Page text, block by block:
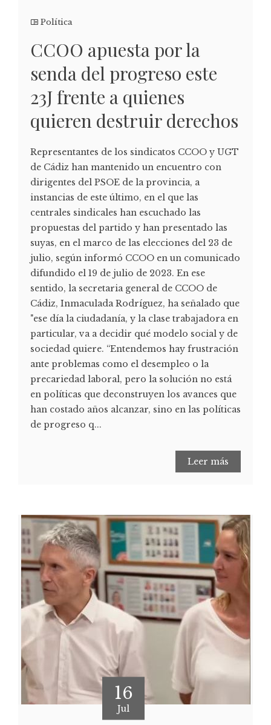
Política
CCOO apuesta por la
senda del progreso este
23J frente a quienes
quieren destruir derechos
Representantes de los sindicatos CCOO y UGT
de Cádiz han mantenido un encuentro con
dirigentes del PSOE de la provincia, a
instancias de este último, en el que las
centrales sindicales han escuchado las
propuestas del partido y han presentado las
suyas, en el marco de las elecciones del 23 de
julio, según informó CCOO en un comunicado
difundido el 19 de julio de 2023. En ese
sentido, la secretaria general de CCOO de
Cádiz, Inmaculada Rodríguez, ha señalado que
"ese día la ciudadanía, y la clase trabajadora en
particular, va a decidir qué modelo social y de
sociedad quiere. “Entendemos hay frustración
ante problemas como el desempleo o la
precariedad laboral, pero la solución no está
en políticas que deconstruyen los avances que
han costado años alcanzar, sino en las políticas
de progreso q...
Leer más
16
Jul